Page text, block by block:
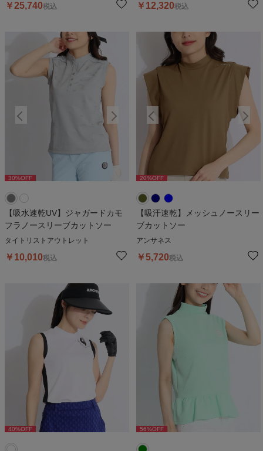
￥25,740税込 ￥ 12,320税込
30%OFF %OFF
【吸水速乾UV】ジャガードカモ
フラノースリーブカットソー
タイトリストアウトレット
￥ 10,010税込
20%OFF 20%OFF
【吸汗速乾】メッシュノースリー
ブカットソー
アンサネス
￥5,720税込
40%OFF 56%OFF